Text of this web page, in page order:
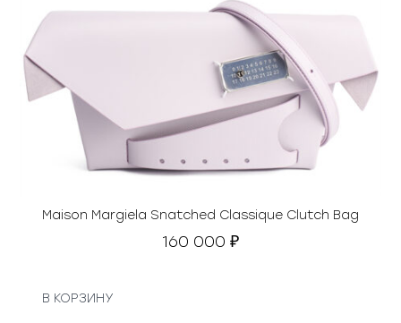
Maison Margiela Snatched Classique Clutch Bag
160 000 ₽
В КОРЗИНУ